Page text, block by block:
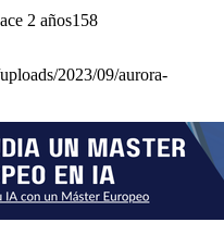
2 años158